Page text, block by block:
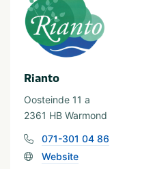
Rianto
Oosteinde 11 a
2361 HB Warmond
071-301 04 86
Website